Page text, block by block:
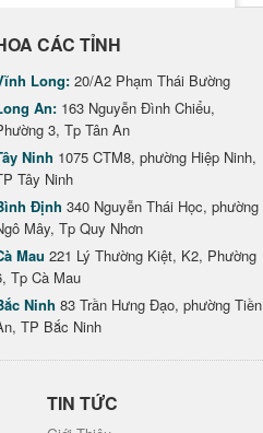
CÁC TỈNH
Long: 20/A2 Phạm Thái Bường
An: 163 Nguyễn Đình Chiểu,
3, Tp Tân An
Ninh 1075 CTM8, phường Hiệp Ninh,
Tây Ninh
Định 340 Nguyễn Thái Học, phường
Mây, Tp Quy Nhơn
Mau 221 Lý Thường Kiệt, K2, Phường
Tp Cà Mau
Ninh 83 Trần Hưng Đạo, phường Tiền
TP Bắc Ninh
TIN TỨC